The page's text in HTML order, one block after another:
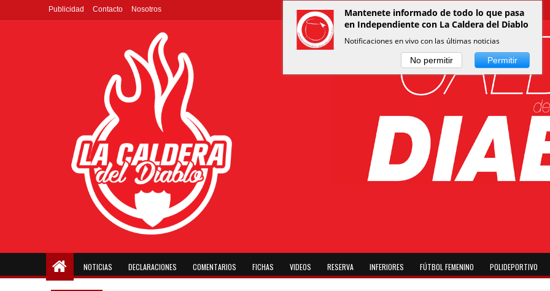
Publicidad Contacto Nosotros
NOTICIAS DECLARACIONES COMENTARIOS FICHAS VIDEOS RESERVA INFERIORES FÚTBOL FEMENINO POLIDEPORTIVO
Mantenete informado de todo lo que pasa
en Independiente con La Caldera del Diablo
Notificaciones en vivo con las últimas noticias
No permitir Permitir